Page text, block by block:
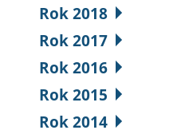
Rok 2018
Rok 2017
Rok 2016
Rok 2015
Rok 2014